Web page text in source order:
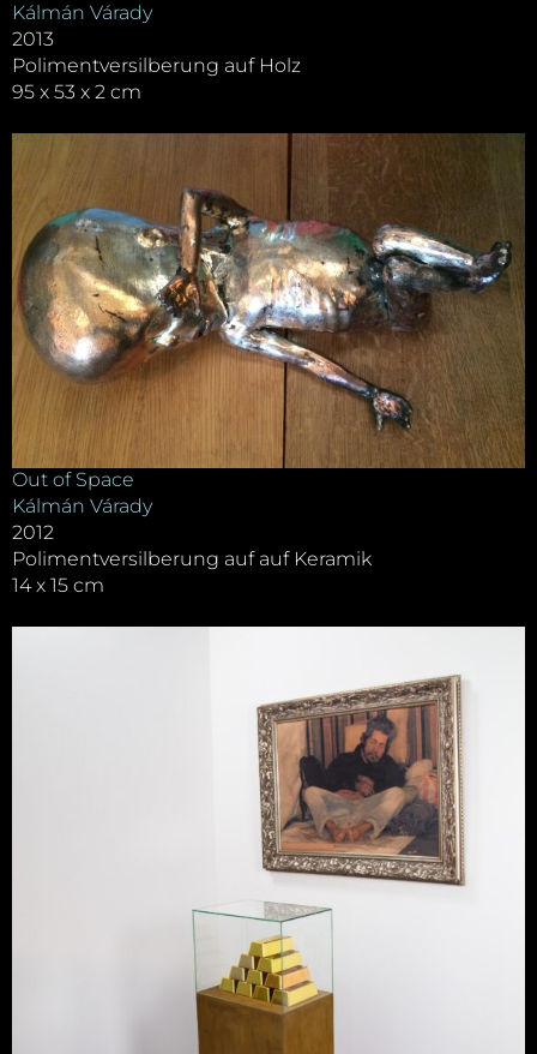
Kálmán Várady
2013
Polimentversilberung auf Holz
95 x 53 x 2 cm
Out of Space
Kálmán Várady
2012
Polimentversilberung auf auf Keramik
14 x 15 cm